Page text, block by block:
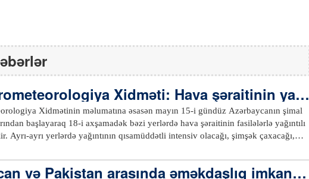
Xidməti: Hava şəraitinin yağı
gözlənilir
Xidmətinin məlumatına əsasən mayın 15-i gündüz Azərbaycanın şimal
başlayaraq 18-i axşamadək bəzi yerlərdə hava şəraitinin fasilələrlə yağıntılı
Ayrı-ayrı yerlərdə yağıntının qısamüddətli intensiv olacağı, şimşək çaxacağı,
bəzi dağ çaylarından qısamüddətli sel keçəcəyi istisna olunmur.xeber100.com
və Pakistan arasında əməkdaşlıq imkanlar